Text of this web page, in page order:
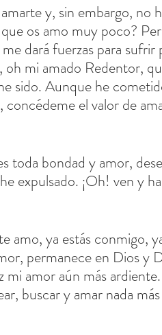
y, sin embargo, no
os amo muy poco?
dará fuerzas para
mi amado Redentor,
sido. Aunque he
el valor de
toda bondad y amor,
expulsado. ¡Oh! ven y
amo, ya estás conmigo,
permanece en Dios y
amor aún más
buscar y amar nada